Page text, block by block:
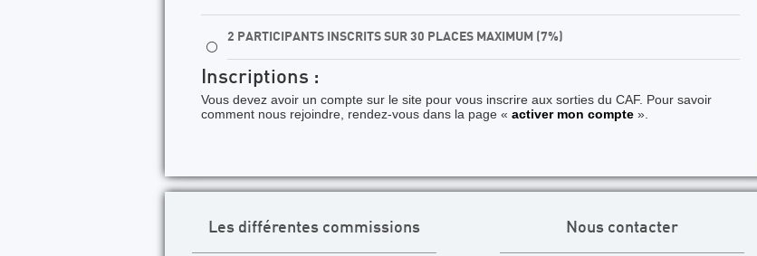
⚪
2 PARTICIPANTS INSCRITS SUR 30 PLACES MAXIMUM (7%)
Inscriptions :
Vous devez avoir un compte sur le site pour vous inscrire aux sorties du CAF. Pour savoir
comment nous rejoindre, rendez-vous dans la page « activer mon compte ».
Les différentes commissions Nous contacter